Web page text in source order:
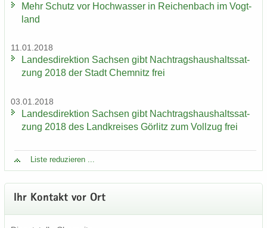
Mehr Schutz vor Hoch­was­ser in Rei­chen­bach im Vogt­
land
11.01.2018
Lan­des­di­rek­ti­on Sach­sen gibt Nach­trags­haus­halts­sat­
zung 2018 der Stadt Chem­nitz frei
03.01.2018
Lan­des­di­rek­ti­on Sach­sen gibt Nach­trags­haus­halts­sat­
zung 2018 des Land­krei­ses Gör­litz zum Voll­zug frei
Liste re­du­zie­ren ...
Ihr Kon­takt vor Ort